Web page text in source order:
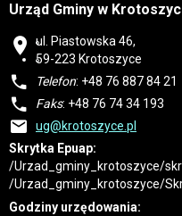
Urząd Gminy w
ul. Piastowska 46,
59-223 Krotoszyce
Telefon: +48 76 887 84 21
Faks: +48 76 74 34 193
ug@krotoszyce.pl
Skrytka Epuap:
/Urzad_gminy_krotoszyce/
/Urzad_gminy_krotoszyce/
Godziny urzędowania: